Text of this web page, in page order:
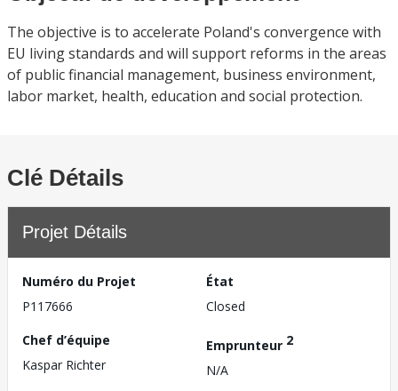
The objective is to accelerate Poland's convergence with
EU living standards and will support reforms in the areas
of public financial management, business environment,
labor market, health, education and social protection.
Clé Détails
Projet Détails
Numéro du Projet
P117666
État
Closed
Chef d’équipe
Kaspar Richter
Emprunteur 2
N/A